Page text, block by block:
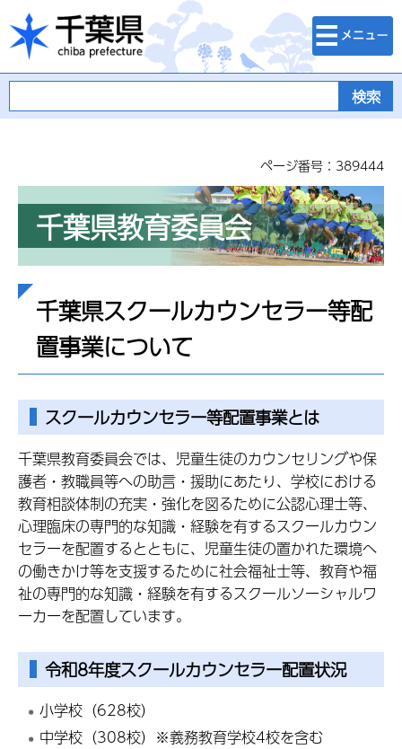
千葉県
検索・メニュ
ー
ページ番号：389444
千葉県教育委員会
千葉県スクールカウンセラー等配
置事業について
スクールカウンセラー等配置事業とは
千葉県教育委員会では、児童生徒のカウンセリングや保
護者・教職員等への助言・援助にあたり、学校における
教育相談体制の充実・強化を図るために公認心理士等、
心理臨床の専門的な知識・経験を有するスクールカウン
セラーを配置するとともに、児童生徒の置かれた環境へ
の働きかけ等を支援するために社会福祉士等、教育や福
祉の専門的な知識・経験を有するスクールソーシャルワ
ーカーを配置しています。
令和8年度スクールカウンセラー配置状況
小学校（628校）
中学校（308校）※義務教育学校4校を含む